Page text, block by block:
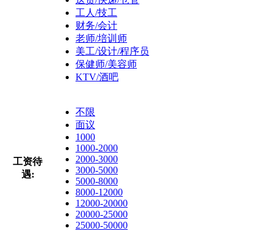
工人/技工
财务/会计
老师/培训师
美工/设计/程序员
保健师/美容师
KTV/酒吧
工资待
遇:
不限
面议
1000
1000-2000
2000-3000
3000-5000
5000-8000
8000-12000
12000-20000
20000-25000
25000-50000